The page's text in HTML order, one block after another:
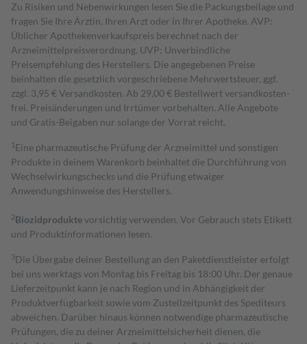
Zu Risiken und Nebenwirkungen lesen Sie die Packungsbeilage und
fragen Sie Ihre Ärztin, Ihren Arzt oder in Ihrer Apotheke. AVP:
Üblicher Apothekenverkaufspreis berechnet nach der
Arzneimittelpreisverordnung. UVP: Unverbindliche
Preisempfehlung des Herstellers. Die angegebenen Preise
beinhalten die gesetzlich vorgeschriebene Mehrwertsteuer, ggf.
zzgl. 3,95 € Versandkosten. Ab 29,00 € Bestell­wert versand­kosten­
frei. Preisänderungen und Irrtümer vorbehalten. Alle Angebote
und Gratis-Beigaben nur solange der Vorrat reicht.
1 Eine pharmazeutische Prüfung der Arzneimittel und sonstigen
Produkte in deinem Warenkorb beinhaltet die Durchführung von
Wechselwirkungschecks und die Prüfung etwaiger
Anwendungshinweise des Herstellers.
2Biozidproduktevorsichtig verwenden. Vor Gebrauch stets Etikett
und Produktinformationen lesen.
3Die Übergabe deiner Bestellung an den Paketdienstleister erfolgt
bei uns werktags von Montag bis Freitag bis 18:00 Uhr. Der genaue
Lieferzeitpunkt kann je nach Region und in Abhängigkeit der
Produktverfügbarkeit sowie vom Zustellzeitpunkt des Spediteurs
abweichen. Darüber hinaus können notwendige pharmazeutische
Prüfungen, die zu deiner Arzneimittelsicherheit dienen, die